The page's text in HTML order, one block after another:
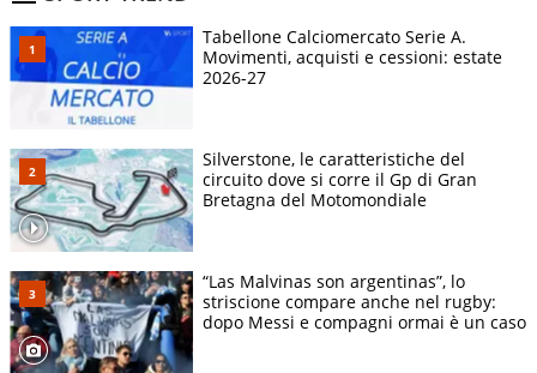
Tabellone Calciomercato Serie A.
Movimenti, acquisti e cessioni: estate
2026-27
Silverstone, le caratteristiche del
circuito dove si corre il Gp di Gran
Bretagna del Motomondiale
“Las Malvinas son argentinas”, lo
striscione compare anche nel rugby:
dopo Messi e compagni ormai è un caso